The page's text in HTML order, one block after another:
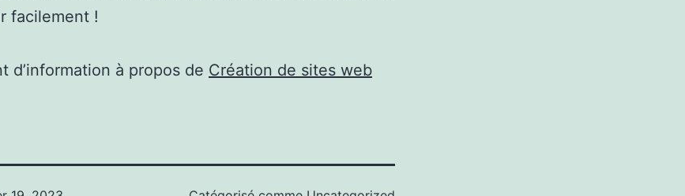
facilement !
d’information à propos de Création de sites web